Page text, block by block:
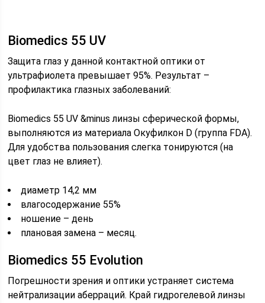
Biomedics 55 UV
Защита глаз у данной контактной оптики от
ультрафиолета превышает 95%. Результат –
профилактика глазных заболеваний:
Biomedics 55 UV &minus линзы сферической формы,
выполняются из материала Окуфилкон D (группа FDA).
Для удобства пользования слегка тонируются (на
цвет глаз не влияет).
диаметр 14,2 мм
влагосодержание 55%
ношение – день
плановая замена – месяц.
Biomedics 55 Evolution
Погрешности зрения и оптики устраняет система
нейтрализации аберраций. Край гидрогелевой линзы